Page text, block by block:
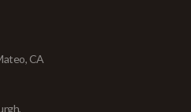
CA